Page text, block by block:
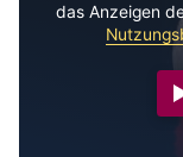
das Anzeigen